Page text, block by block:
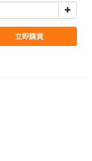
立即購買